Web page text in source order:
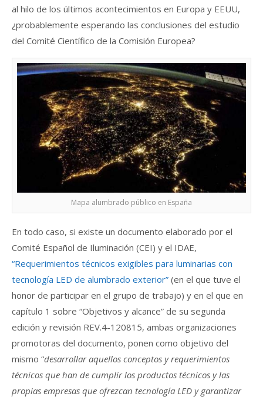
al hilo de los últimos acontecimientos en Europa y EEUU,
¿probablemente esperando las conclusiones del estudio
del Comité Científico de la Comisión Europea?
Mapa alumbrado público en España
En todo caso, si existe un documento elaborado por el
Comité Español de Iluminación (CEI) y el IDAE,
“Requerimientos técnicos exigibles para luminarias con
tecnología LED de alumbrado exterior” (en el que tuve el
honor de participar en el grupo de trabajo) y en el que en
capítulo 1 sobre “Objetivos y alcance” de su segunda
edición y revisión REV.4-120815, ambas organizaciones
promotoras del documento, ponen como objetivo del
mismo “desarrollar aquellos conceptos y requerimientos
técnicos que han de cumplir los productos técnicos y las
propias empresas que ofrezcan tecnología LED y garantizar